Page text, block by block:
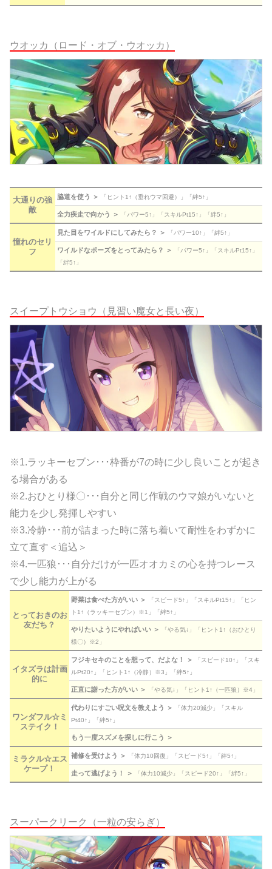
ウオッカ（ロード・オブ・ウオッカ）
大通りの強
敵
脇道を使う ＞ 「ヒント1↑（垂れウマ回避）」「絆5↑」
全力疾走で向かう ＞ 「パワー5↑」「スキルPt15↑」「絆5↑」
憧れのセリ
フ
見た目をワイルドにしてみたら？ ＞ 「パワー10↑」「絆5↑」
ワイルドなポーズをとってみたら？ ＞
「パワー5↑」「スキルPt15↑」
「絆5↑」
スイープトウショウ（見習い魔女と長い夜）
※1.ラッキーセブン･･･枠番が7の時に少し良いことが起き
る場合がある
※2.おひとり様〇･･･自分と同じ作戦のウマ娘がいないと
能力を少し発揮しやすい
※3.冷静･･･前が詰まった時に落ち着いて耐性をわずかに
立て直す＜追込＞
※4.一匹狼･･･自分だけが一匹オオカミの心を持つレース
で少し能力が上がる
とっておきのお
友だち？
野菜は食べた方がいい ＞
「スピード5↑」「スキルPt15↑」「ヒン
ト1↑（ラッキーセブン）※1」「絆5↑」
やりたいようにやればいい ＞
「やる気↓」「ヒント1↑（おひとり
様〇）※2」
イタズラは計画
的に
フジキセキのことを想って、だよな！ ＞
「スピード10↑」「スキ
ルPt20↑」「ヒント1↑（冷静）※3」「絆5↑」
正直に謝った方がいい ＞ 「やる気↓」「ヒント1↑（一匹狼）※4」
ワンダフル☆ミ
ステイク！
代わりにすごい呪文を教えよう ＞
「体力20減少」「スキル
Pt40↑」「絆5↑」
もう一度スズメを探しに行こう ＞
ミラクル☆エス
ケープ！
補修を受けよう ＞ 「体力10回復」「スピード5↑」「絆5↑」
走って逃げよう！ ＞ 「体力10減少」「スピード20↑」「絆5↑」
スーパークリーク（一粒の安らぎ）